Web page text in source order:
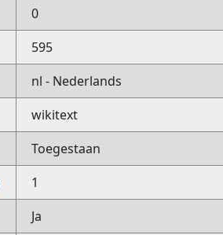
0
595
nl - Nederlands
wikitext
Toegestaan
1
Ja